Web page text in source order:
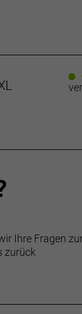
Ihre Fragen
zurück